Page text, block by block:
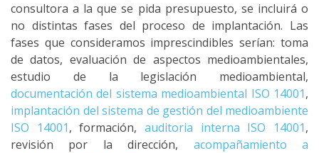
consultora a la que se pida presupuesto, se incluirá o
no distintas fases del proceso de implantación. Las
fases que consideramos imprescindibles serían: toma
de datos, evaluación de aspectos medioambientales,
estudio de la legislación medioambiental,
documentación del sistema medioambiental ISO 14001,
implantación del sistema de gestión del medioambiente
ISO 14001, formación,auditoria interna ISO 14001,
revisión por la dirección, acompañamiento a